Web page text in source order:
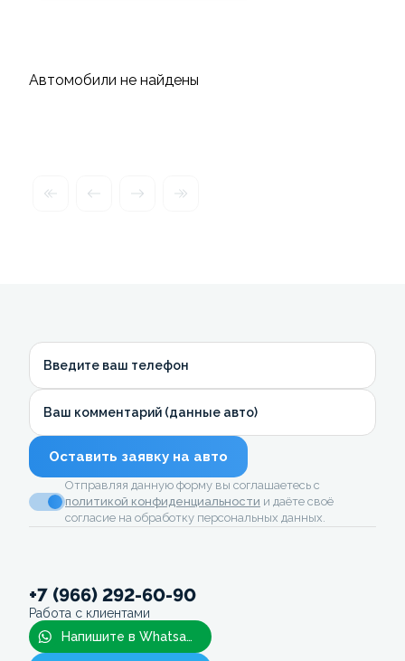
Автомобили не найдены
Введите ваш телефон
Ваш комментарий (данные авто)
Оставить заявку на авто
Отправляя данную форму вы соглашаетесь с
политикой конфиденциальности и даёте своё
согласие на обработку персональных данных.
+7 (966) 292-60-90
Работа с клиентами
Напишите в Whatsapp